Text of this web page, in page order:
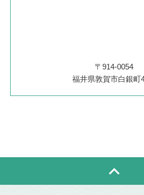
〒914-0054
福井県敦賀市白銀町